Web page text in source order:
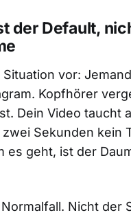
der Default,
Situation vor:
Kopfhörer
Dein Video taucht
Sekunden kein
es geht, ist der
Nicht der